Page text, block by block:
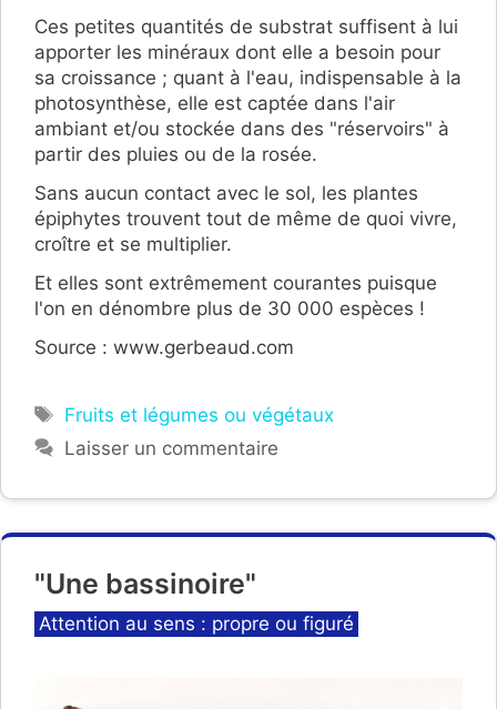
Ces petites quantités de substrat suffisent à lui
apporter les minéraux dont elle a besoin pour
sa croissance ; quant à l'eau, indispensable à la
photosynthèse, elle est captée dans l'air
ambiant et/ou stockée dans des "réservoirs" à
partir des pluies ou de la rosée.
Sans aucun contact avec le sol, les plantes
épiphytes trouvent tout de même de quoi vivre,
croître et se multiplier.
Et elles sont extrêmement courantes puisque
l'on en dénombre plus de 30 000 espèces !
Source : www.gerbeaud.com
Étiquettes
Fruits et légumes ou végétaux
Laisser un commentaire
"Une bassinoire"
Catégories
Attention au sens : propre ou figuré